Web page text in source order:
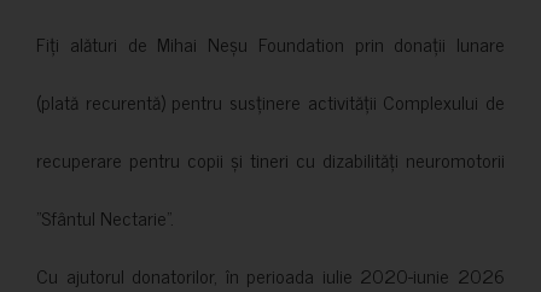
Fiți alături de Mihai Neșu Foundation prin donații lunare
(plată recurentă) pentru susținere activității Complexului de
recuperare pentru copii și tineri cu dizabilități neuromotorii
”Sfântul Nectarie”.
Cu ajutorul donatorilor, în perioada iulie 2020-iunie 2026